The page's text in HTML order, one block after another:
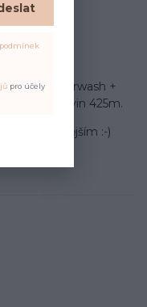
krásnou
vlna superwash +
gr. a návin 425m.
nejkvalitnějším :-)
podmínek
pro účely